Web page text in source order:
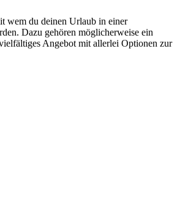
wem du deinen Urlaub in einer
Dazu gehören möglicherweise ein
Angebot mit allerlei Optionen zur